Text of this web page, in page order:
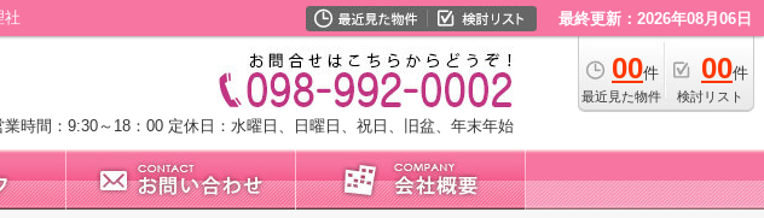
社 最終更新：2026年08月06日
00件
最近見た物件
00件
検討リスト
業時間：9:30～18：00 定休日：水曜日、日曜日、祝日、旧盆、年末年始